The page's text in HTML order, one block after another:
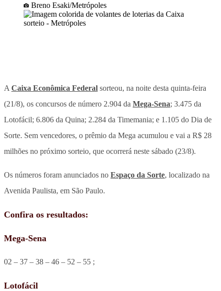
Breno Esaki/Metrópoles
A Caixa Econômica Federal sorteou, na noite desta quinta-feira
(21/8), os concursos de número 2.904 da Mega-Sena; 3.475 da
Lotofácil; 6.806 da Quina; 2.284 da Timemania; e 1.105 do Dia de
Sorte. Sem vencedores, o prêmio da Mega acumulou e vai a R$ 28
milhões no próximo sorteio, que ocorrerá neste sábado (23/8).
Os números foram anunciados no Espaço da Sorte, localizado na
Avenida Paulista, em São Paulo.
Confira os resultados:
Mega-Sena
02 – 37 – 38 – 46 – 52 – 55 ;
Lotofácil